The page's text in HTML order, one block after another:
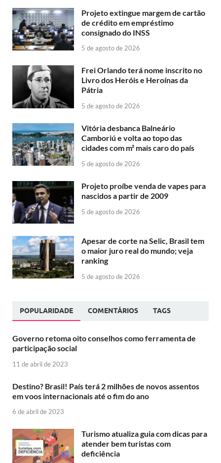
Projeto extingue margem de cartão
de crédito em empréstimo
consignado do INSS
5 de agosto de 2026
Frei Orlando terá nome inscrito no
Livro dos Heróis e Heroínas da
Pátria
5 de agosto de 2026
Vitória desbanca Balneário
Camboriú e volta ao topo das
cidades com m² mais caro do país
5 de agosto de 2026
Projeto proíbe venda de vapes para
nascidos a partir de 2009
5 de agosto de 2026
Apesar de corte na Selic, Brasil tem
o maior juro real do mundo; veja
ranking
5 de agosto de 2026
POPULARIDADE COMENTÁRIOS TAGS
Governo retoma oito conselhos como ferramenta de
participação social
11 de abril de 2023
Destino? Brasil! País terá 2 milhões de novos assentos
em voos internacionais até o fim do ano
6 de abril de 2023
Turismo atualiza guia com dicas para
atender bem turistas com
deficiência